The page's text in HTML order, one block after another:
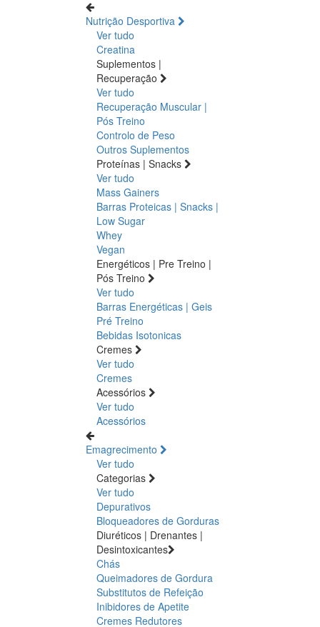
Nutrição Desportiva
Ver tudo
Creatina
Suplementos |
Recuperação
Ver tudo
Recuperação Muscular |
Pós Treino
Controlo de Peso
Outros Suplementos
Proteínas | Snacks
Ver tudo
Mass Gainers
Barras Proteicas | Snacks |
Low Sugar
Whey
Vegan
Energéticos | Pre Treino |
Pós Treino
Ver tudo
Barras Energéticas | Geis
Pré Treino
Bebidas Isotonicas
Cremes
Ver tudo
Cremes
Acessórios
Ver tudo
Acessórios
Emagrecimento
Ver tudo
Categorias
Ver tudo
Depurativos
Bloqueadores de Gorduras
Diuréticos | Drenantes |
Desintoxicantes
Chás
Queimadores de Gordura
Substitutos de Refeição
Inibidores de Apetite
Cremes Redutores